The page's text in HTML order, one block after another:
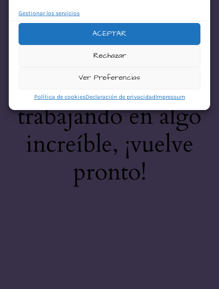
Gestionar los servicios
ACEPTAR
Rechazar
Ver Preferencias
Política de cookiesDeclaración de privacidadImpressum
¡Disculpa este
desastre! Estamos
trabajando en algo
increíble, ¡vuelve
pronto!